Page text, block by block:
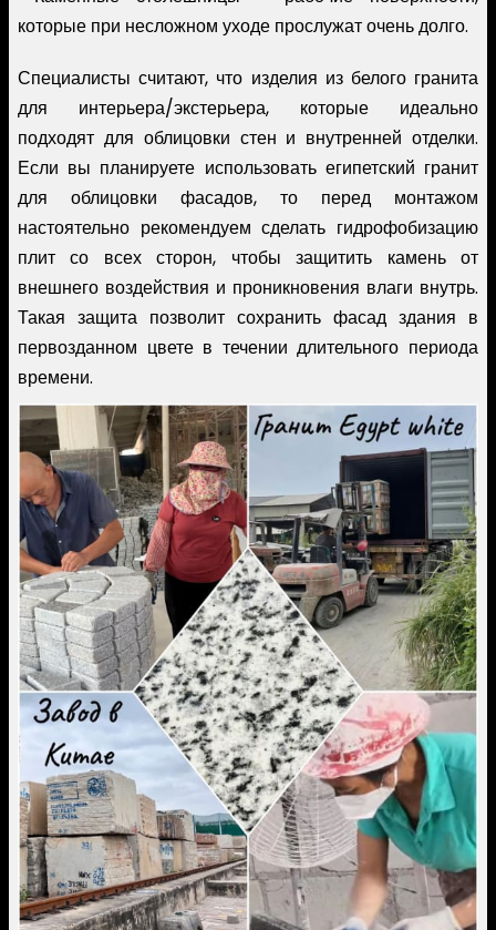
которые при несложном уходе прослужат очень долго.
Специалисты считают, что изделия из белого гранита
для интерьера/экстерьера, которые идеально
подходят для облицовки стен и внутренней отделки.
Если вы планируете использовать египетский гранит
для облицовки фасадов, то перед монтажом
настоятельно рекомендуем сделать гидрофобизацию
плит со всех сторон, чтобы защитить камень от
внешнего воздействия и проникновения влаги внутрь.
Такая защита позволит сохранить фасад здания в
первозданном цвете в течении длительного периода
времени.